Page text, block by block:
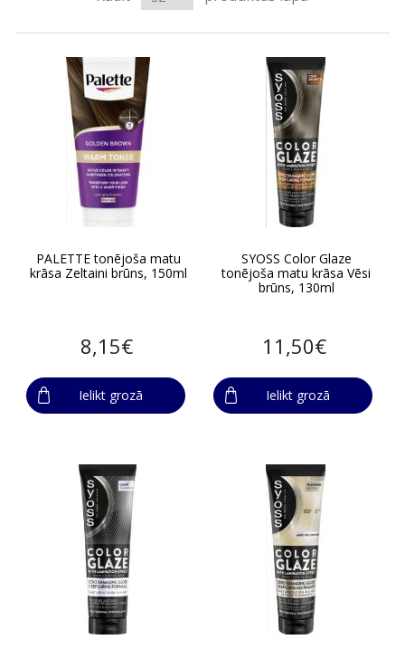
PALETTE tonējoša matu
krāsa Zeltaini brūns, 150ml
8,15€
Ielikt grozā
SYOSS Color Glaze
tonējoša matu krāsa Vēsi
brūns, 130ml
11,50€
Ielikt grozā